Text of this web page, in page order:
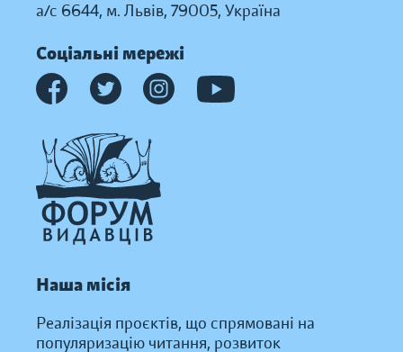
а/с 6644, м. Львів, 79005, Україна
Соціальні мережі
Наша місія
Реалізація проєктів, що спрямовані на
популяризацію читання, розвиток